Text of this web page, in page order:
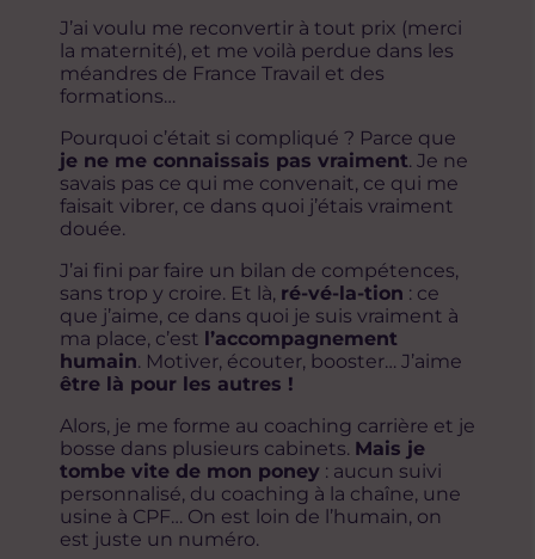
J’ai voulu me reconvertir à tout prix (merci
la maternité), et me voilà perdue dans les
méandres de France Travail et des
formations…
Pourquoi c’était si compliqué ? Parce que
je ne me connaissais pas vraiment. Je ne
savais pas ce qui me convenait, ce qui me
faisait vibrer, ce dans quoi j’étais vraiment
douée.
J’ai fini par faire un bilan de compétences,
sans trop y croire. Et là, ré-vé-la-tion : ce
que j’aime, ce dans quoi je suis vraiment à
ma place, c’est l’accompagnement
humain. Motiver, écouter, booster… J’aime
être là pour les autres !
Alors, je me forme au coaching carrière et je
bosse dans plusieurs cabinets. Mais je
tombe vite de mon poney : aucun suivi
personnalisé, du coaching à la chaîne, une
usine à CPF… On est loin de l’humain, on
est juste un numéro.